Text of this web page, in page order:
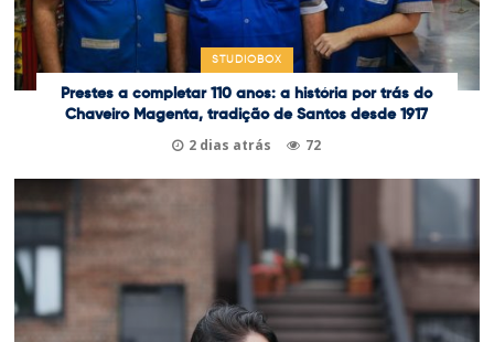
STUDIOBOX
Prestes a completar 110 anos: a história por trás do
Chaveiro Magenta, tradição de Santos desde 1917
2 dias atrás 72